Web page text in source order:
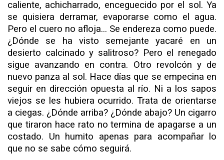
caliente, achicharrado, enceguecido por el sol. Ya
se quisiera derramar, evaporarse como el agua.
Pero el cuero no afloja... Se endereza como puede.
¿Dónde se ha visto semejante yacaré en un
desierto calcinado y salitroso? Pero el renegado
sigue avanzando en contra. Otro revolcón y de
nuevo panza al sol. Hace días que se empecina en
seguir en dirección opuesta al río. Ni a los sapos
viejos se les hubiera ocurrido. Trata de orientarse
a ciegas. ¿Dónde arriba? ¿Dónde abajo? Un cigarro
que tiraron hace rato no termina de apagarse a un
costado. Un humito apenas para acompañar lo
que no se sabe cómo seguirá.